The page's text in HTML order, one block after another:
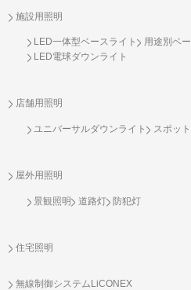
施設用照明
LED一体型ベースライト
用途別ベ
LED電球ダウンライト
店舗用照明
ユニバーサルダウンライト スポッ
屋外用照明
景観照明 道路灯 防犯灯
住宅照明
無線制御システムLiCONEX